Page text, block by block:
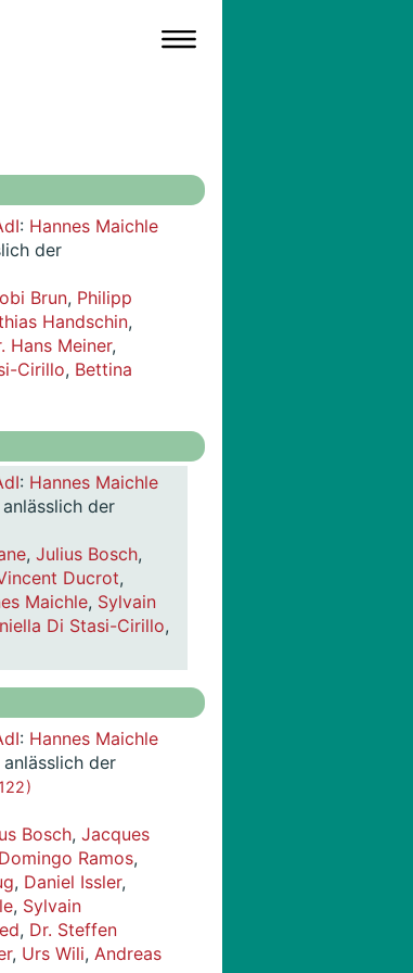
: Hannes Maichle
der
Brun, Philipp
Handschin,
Hans Meiner,
Cirillo, Bettina
: Hannes Maichle
der
, Julius Bosch,
Ducrot,
Maichle, Sylvain
Di Stasi-Cirillo,
: Hannes Maichle
der
)
Bosch, Jacques
Ramos,
, Daniel Issler,
, Sylvain
, Dr. Steffen
, Urs Wili, Andreas